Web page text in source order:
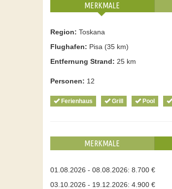
MERKMALE
Region: Toskana
Flughafen: Pisa (35 km)
Entfernung Strand: 25 km
Personen: 12
Ferienhaus Grill Pool
MERKMALE
01.08.2026 - 08.08.2026: 8.700 €
03.10.2026 - 19.12.2026: 4.900 €